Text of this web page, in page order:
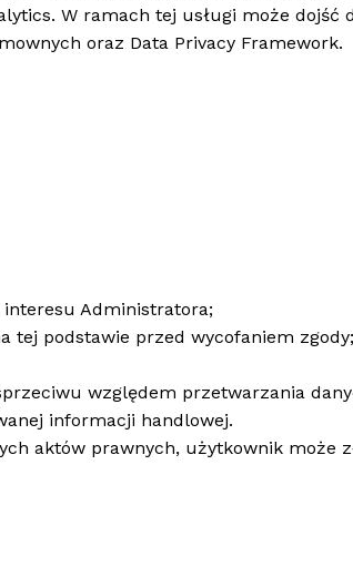
W ramach tej usługi może dojść
oraz Data Privacy Framework.
Administratora;
tej podstawie przed wycofaniem zgody;
względem przetwarzania
informacji handlowej.
aktów prawnych, użytkownik może